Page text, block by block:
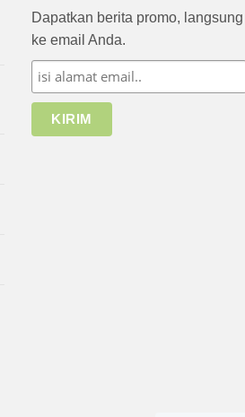
Dapatkan berita promo, langsung
ke email Anda.